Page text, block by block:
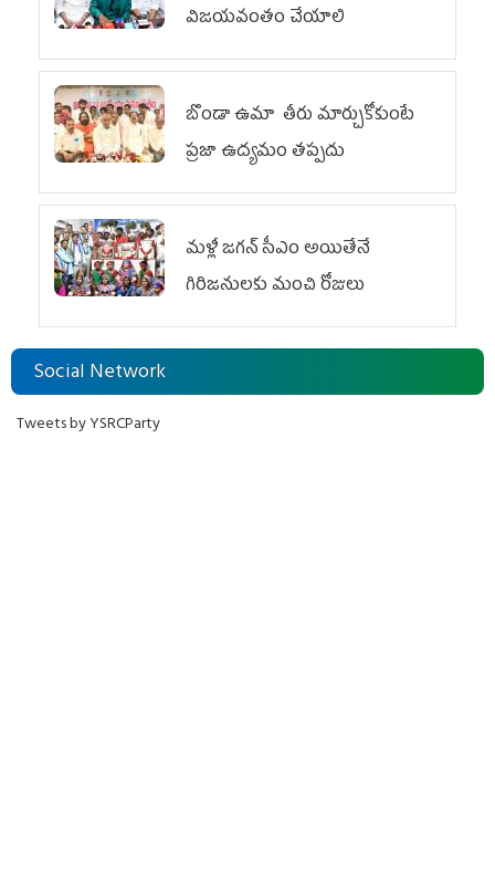
విజయవంతం చేయాలి
బొండా ఉమా తీరు మార్చుకోకుంటే
ప్రజా ఉద్యమం తప్పదు
మళ్లీ జగన్ సీఎం అయితేనే
గిరిజనులకు మంచి రోజులు
Social Network
Tweets by YSRCParty